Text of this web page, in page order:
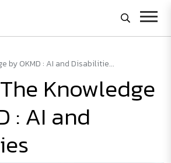
by OKMD : AI and Disabilitie...
Knowledge
: AI and